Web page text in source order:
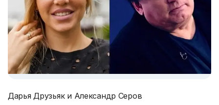
Дарья Друзьяк и Александр Серов